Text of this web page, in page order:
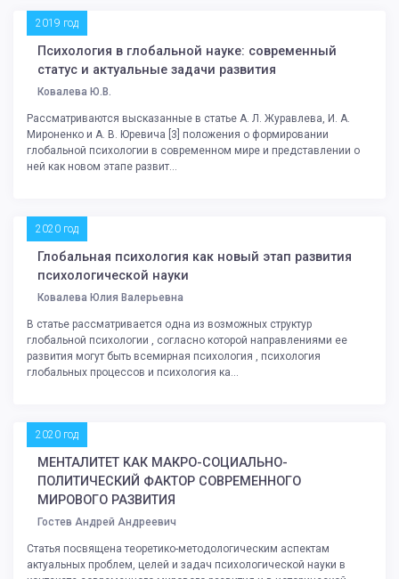
2019 год
Психология в глобальной науке: современный
статус и актуальные задачи развития
Ковалева Ю.В.
Рассматриваются высказанные в статье А. Л. Журавлева, И. А.
Мироненко и А. В. Юревича [3] положения о формировании
глобальной психологии в современном мире и представлении о
ней как новом этапе развит...
2020 год
Глобальная психология как новый этап развития
психологической науки
Ковалева Юлия Валерьевна
В статье рассматривается одна из возможных структур
глобальной психологии , согласно которой направлениями ее
развития могут быть всемирная психология , психология
глобальных процессов и психология ка...
2020 год
МЕНТАЛИТЕТ КАК МАКРО-СОЦИАЛЬНО-
ПОЛИТИЧЕСКИЙ ФАКТОР СОВРЕМЕННОГО
МИРОВОГО РАЗВИТИЯ
Гостев Андрей Андреевич
Статья посвящена теоретико-методологическим аспектам
актуальных проблем, целей и задач психологической науки в